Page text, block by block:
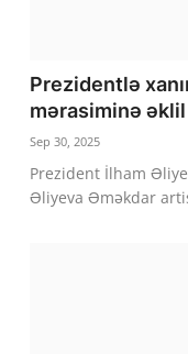
Prezidentlə
mərasiminə
Sep 30, 2025
Prezident İlham
Əliyeva Əməkdar